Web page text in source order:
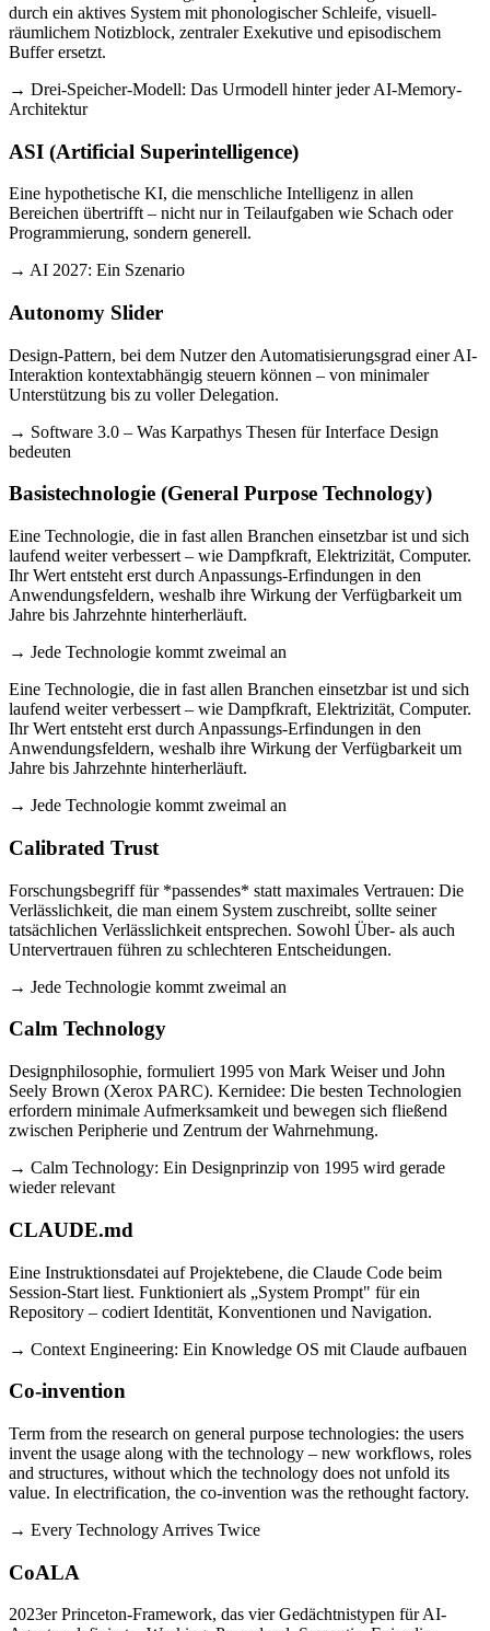
durch ein aktives System mit phonologischer Schleife, visuell-
räumlichem Notizblock, zentraler Exekutive und episodischem
Buffer ersetzt.
→ Drei-Speicher-Modell: Das Urmodell hinter jeder AI-Memory-
Architektur
ASI (Artificial Superintelligence)
Eine hypothetische KI, die menschliche Intelligenz in allen
Bereichen übertrifft – nicht nur in Teilaufgaben wie Schach oder
Programmierung, sondern generell.
→ AI 2027: Ein Szenario
Autonomy Slider
Design-Pattern, bei dem Nutzer den Automatisierungsgrad einer AI-
Interaktion kontextabhängig steuern können – von minimaler
Unterstützung bis zu voller Delegation.
→ Software 3.0 – Was Karpathys Thesen für Interface Design
bedeuten
Basistechnologie (General Purpose Technology)
Eine Technologie, die in fast allen Branchen einsetzbar ist und sich
laufend weiter verbessert – wie Dampfkraft, Elektrizität, Computer.
Ihr Wert entsteht erst durch Anpassungs-Erfindungen in den
Anwendungsfeldern, weshalb ihre Wirkung der Verfügbarkeit um
Jahre bis Jahrzehnte hinterherläuft.
→ Jede Technologie kommt zweimal an
Eine Technologie, die in fast allen Branchen einsetzbar ist und sich
laufend weiter verbessert – wie Dampfkraft, Elektrizität, Computer.
Ihr Wert entsteht erst durch Anpassungs-Erfindungen in den
Anwendungsfeldern, weshalb ihre Wirkung der Verfügbarkeit um
Jahre bis Jahrzehnte hinterherläuft.
→ Jede Technologie kommt zweimal an
Calibrated Trust
Forschungsbegriff für *passendes* statt maximales Vertrauen: Die
Verlässlichkeit, die man einem System zuschreibt, sollte seiner
tatsächlichen Verlässlichkeit entsprechen. Sowohl Über- als auch
Untervertrauen führen zu schlechteren Entscheidungen.
→ Jede Technologie kommt zweimal an
Calm Technology
Designphilosophie, formuliert 1995 von Mark Weiser und John
Seely Brown (Xerox PARC). Kernidee: Die besten Technologien
erfordern minimale Aufmerksamkeit und bewegen sich fließend
zwischen Peripherie und Zentrum der Wahrnehmung.
→ Calm Technology: Ein Designprinzip von 1995 wird gerade
wieder relevant
CLAUDE.md
Eine Instruktionsdatei auf Projektebene, die Claude Code beim
Session-Start liest. Funktioniert als „System Prompt" für ein
Repository – codiert Identität, Konventionen und Navigation.
→ Context Engineering: Ein Knowledge OS mit Claude aufbauen
Co-invention
Term from the research on general purpose technologies: the users
invent the usage along with the technology – new workflows, roles
and structures, without which the technology does not unfold its
value. In electrification, the co-invention was the rethought factory.
→ Every Technology Arrives Twice
CoALA
2023er Princeton-Framework, das vier Gedächtnistypen für AI-